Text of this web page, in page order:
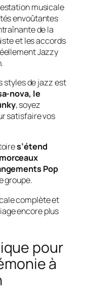
musicale
envoûtantes
de la
et les accords
Jazzy
styles de jazz est
nova, le
, soyez
satisfaire vos
s’étend
Pop
groupe.
complète et
encore plus
pour
à